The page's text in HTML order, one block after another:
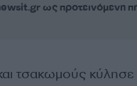
ως προτεινόμενη
τσακωμούς